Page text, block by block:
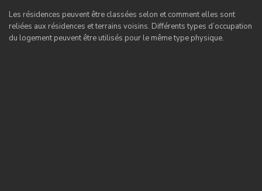
Les résidences peuvent être classées selon et comment elles sont
reliées aux résidences et terrains voisins. Différents types d’occupation
du logement peuvent être utilisés pour le même type physique.